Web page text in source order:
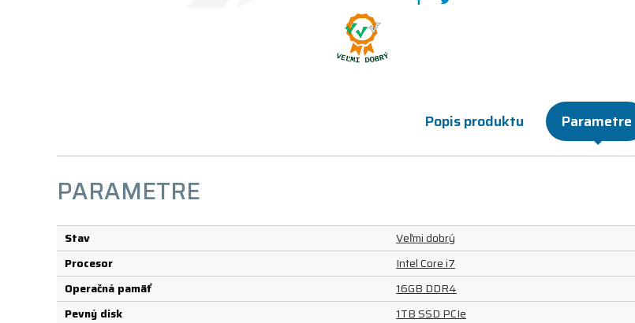
Popis produktu Parametre
PARAMETRE
Stav
Veľmi dobrý
Procesor
Intel Core i7
Operačná pamäť
16GB DDR4
Pevný disk
1TB SSD PCIe